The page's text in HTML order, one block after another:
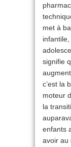
met à
signifie
c’est la
moteur
la
enfants
avoir au